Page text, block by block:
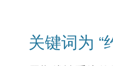
关键词为 “